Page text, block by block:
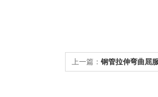
上一篇： 钢管拉伸弯曲屈